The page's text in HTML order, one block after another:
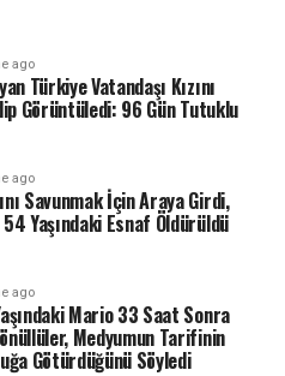
ago
Türkiye Vatandaşı Kızını
Görüntüledi: 96 Gün Tutuklu
ago
Savunmak İçin Araya Girdi,
54 Yaşındaki Esnaf Öldürüldü
ago
Mario 33 Saat Sonra
Medyumun Tarifinin
Götürdüğünü Söyledi